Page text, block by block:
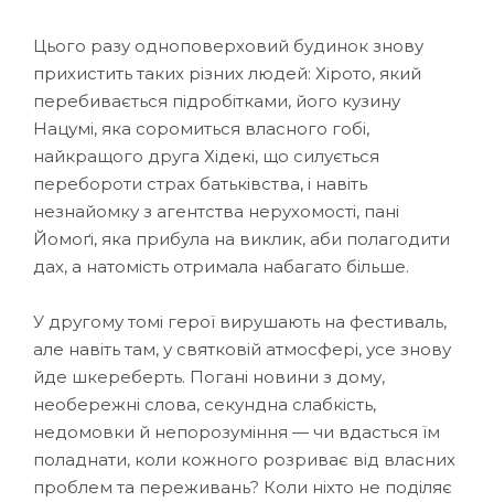
Цього разу одноповерховий будинок знову
прихистить таких різних людей: Хірото, який
перебивається підробітками, його кузину
Нацумі, яка соромиться власного гобі,
найкращого друга Хідекі, що силується
перебороти страх батьківства, і навіть
незнайомку з агентства нерухомості, пані
Йомоґі, яка прибула на виклик, аби полагодити
дах, а натомість отримала набагато більше.
У другому томі герої вирушають на фестиваль,
але навіть там, у святковій атмосфері, усе знову
йде шкереберть. Погані новини з дому,
необережні слова, секундна слабкість,
недомовки й непорозуміння — чи вдасться їм
поладнати, коли кожного розриває від власних
проблем та переживань? Коли ніхто не поділяє